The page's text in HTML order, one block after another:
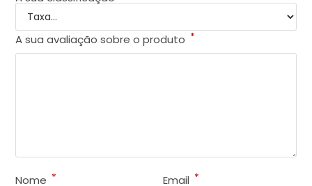
A sua avaliação sobre o produto *
Nome * Email *